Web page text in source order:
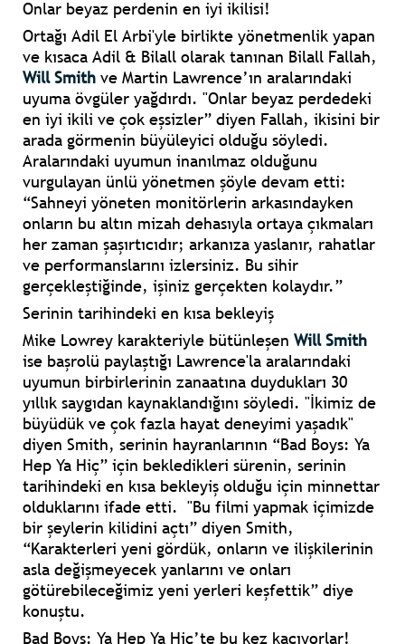
Onlar beyaz perdenin en iyi ikilisi!
Ortağı Adil El Arbi'yle birlikte yönetmenlik yapan
ve kısaca Adil & Bilall olarak tanınan Bilall Fallah,
Will Smith ve Martin Lawrence’ın aralarındaki
uyuma övgüler yağdırdı. "Onlar beyaz perdedeki
en iyi ikili ve çok eşsizler” diyen Fallah, ikisini bir
arada görmenin büyüleyici olduğu söyledi.
Aralarındaki uyumun inanılmaz olduğunu
vurgulayan ünlü yönetmen şöyle devam etti:
“Sahneyi yöneten monitörlerin arkasındayken
onların bu altın mizah dehasıyla ortaya çıkmaları
her zaman şaşırtıcıdır; arkanıza yaslanır, rahatlar
ve performanslarını izlersiniz. Bu sihir
gerçekleştiğinde, işiniz gerçekten kolaydır.”
Serinin tarihindeki en kısa bekleyiş
Mike Lowrey karakteriyle bütünleşen Will Smith
ise başrolü paylaştığı Lawrence'la aralarındaki
uyumun birbirlerinin zanaatına duydukları 30
yıllık saygıdan kaynaklandığını söyledi. "İkimiz de
büyüdük ve çok fazla hayat deneyimi yaşadık"
diyen Smith, serinin hayranlarının “Bad Boys: Ya
Hep Ya Hiç” için bekledikleri sürenin, serinin
tarihindeki en kısa bekleyiş olduğu için minnettar
olduklarını ifade etti. "Bu filmi yapmak içimizde
bir şeylerin kilidini açtı” diyen Smith,
“Karakterleri yeni gördük, onların ve ilişkilerinin
asla değişmeyecek yanlarını ve onları
götürebileceğimiz yeni yerleri keşfettik” diye
konuştu.
Bad Boys: Ya Hep Ya Hiç’te bu kez kaçıyorlar!